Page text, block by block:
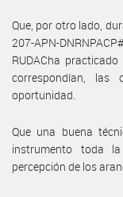
Que, por otro lado,
207-APN-
RUDACha
correspondían, las
oportunidad.
Que una buena
instrumento toda
percepción de los